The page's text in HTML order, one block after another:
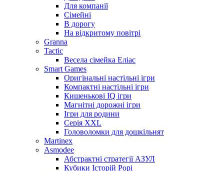
Для компанії
Сімейні
В дорогу
На відкритому повітрі
Granna
Tactic
Весела сімейка Еліас
Smart Games
Оригінальні настільні ігри
Компактні настільні ігри
Кишенькові IQ ігри
Магнітні дорожні ігри
Ігри для родини
Серія XXL
Головоломки для дошкільнят
Martinex
Asmodee
Абстрактні стратегії АЗУЛ
Кубики Історій Рорі